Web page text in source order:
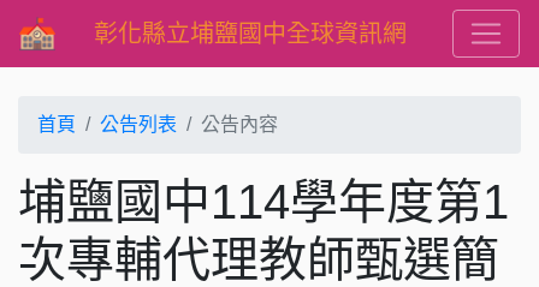
彰化縣立埔鹽國中全球資訊網
首頁 公告列表 公告內容
埔鹽國中114學年度第1
次專輔代理教師甄選簡